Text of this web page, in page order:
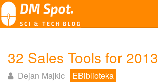
32 Sales Tools for 2013
Dejan Majkic
EBiblioteka